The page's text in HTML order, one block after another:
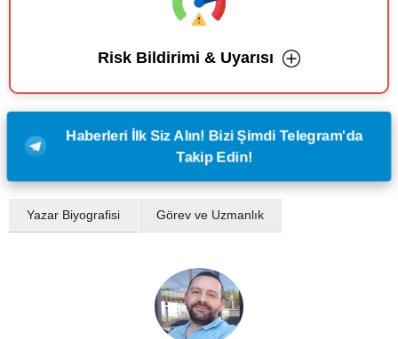
Risk Bildirimi & Uyarısı
Haberleri İlk Siz Alın! Bizi Şimdi Telegram'da
Takip Edin!
Yazar Biyografisi Görev ve Uzmanlık